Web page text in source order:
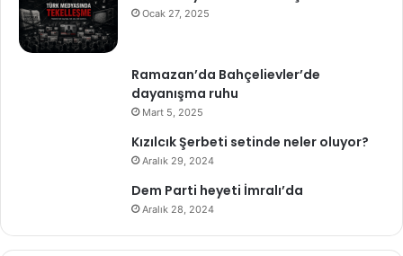
Ocak 27, 2025
Ramazan’da Bahçelievler’de
dayanışma ruhu
Mart 5, 2025
Kızılcık Şerbeti setinde neler oluyor?
Aralık 29, 2024
Dem Parti heyeti İmralı’da
Aralık 28, 2024